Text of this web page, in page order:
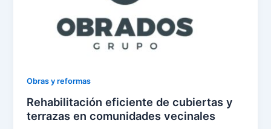
Obras y reformas
Rehabilitación eficiente de cubiertas y
terrazas en comunidades vecinales